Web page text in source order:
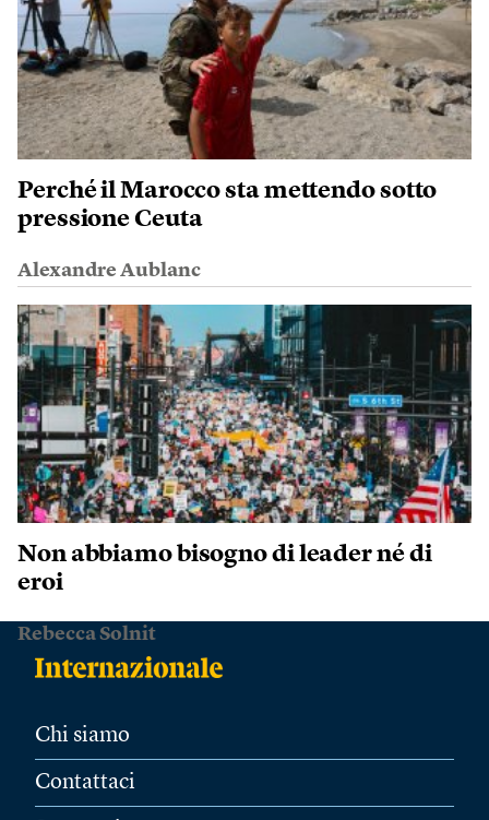
Perché il Marocco sta mettendo sotto
pressione Ceuta
Alexandre Aublanc
Non abbiamo bisogno di leader né di
eroi
Rebecca Solnit
Chi siamo
Contattaci